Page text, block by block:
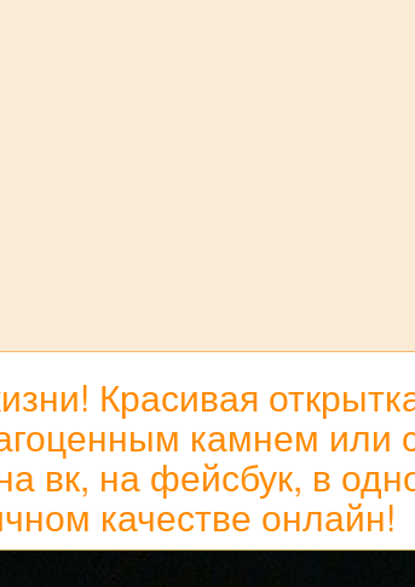
Красивая
камнем или
вк, на фейсбук, в
качестве онлайн!